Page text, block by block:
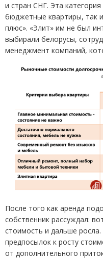
и стран СНГ. Эта
бюджетные квартиры, так
плюс». «Элит» им не был
выбирали белорусы,
менеджмент компаний,
После того как аренда
собственник рассуждал:
стоимость и дальше
предпосылок к росту
от дополнительного